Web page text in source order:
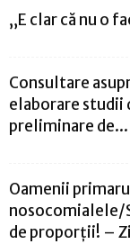
„E clar că nu o
Consultare
elaborare studii
preliminare de...
Oamenii
nosocomialele/
de proporții! –